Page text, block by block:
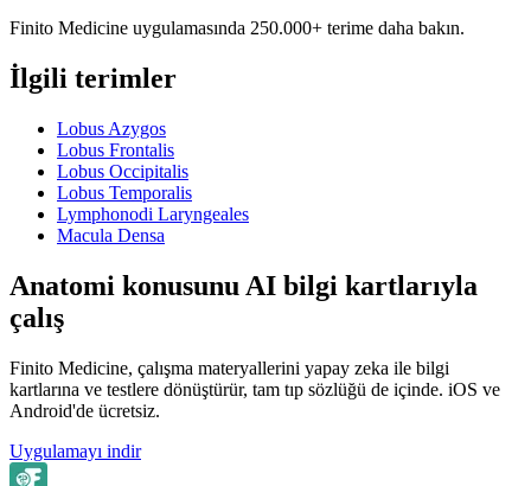
Finito Medicine uygulamasında 250.000+ terime daha bakın.
İlgili terimler
Lobus Azygos
Lobus Frontalis
Lobus Occipitalis
Lobus Temporalis
Lymphonodi Laryngeales
Macula Densa
Anatomi konusunu AI bilgi kartlarıyla
çalış
Finito Medicine, çalışma materyallerini yapay zeka ile bilgi
kartlarına ve testlere dönüştürür, tam tıp sözlüğü de içinde. iOS ve
Android'de ücretsiz.
Uygulamayı indir